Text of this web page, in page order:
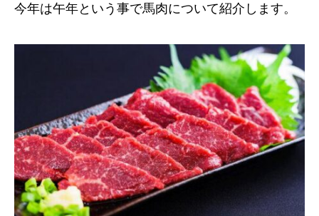
今年は午年という事で馬肉について紹介します。